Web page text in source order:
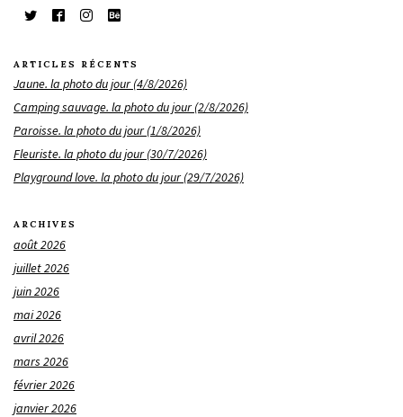
ARTICLES RÉCENTS
Jaune. la photo du jour (4/8/2026)
Camping sauvage. la photo du jour (2/8/2026)
Paroisse. la photo du jour (1/8/2026)
Fleuriste. la photo du jour (30/7/2026)
Playground love. la photo du jour (29/7/2026)
ARCHIVES
août 2026
juillet 2026
juin 2026
mai 2026
avril 2026
mars 2026
février 2026
janvier 2026